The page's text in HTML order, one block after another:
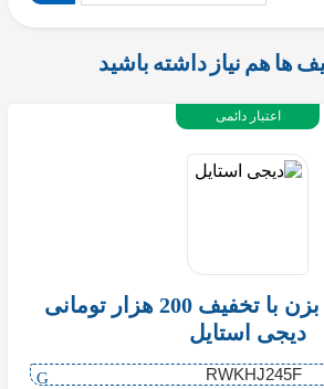
ها هم نیاز داشته باشید
استایل مردانه بزن با تخفیف 200 هزار تومانی
دیجی استایل
RWKHJ245F
اعتبار دائمی